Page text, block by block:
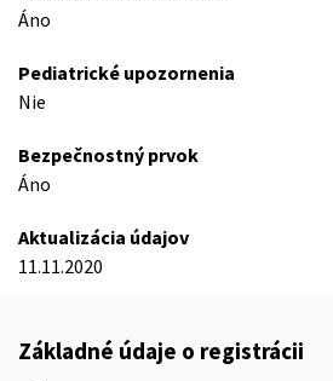
Áno
Pediatrické upozornenia
Nie
Bezpečnostný prvok
Áno
Aktualizácia údajov
11.11.2020
Základné údaje o registrácii